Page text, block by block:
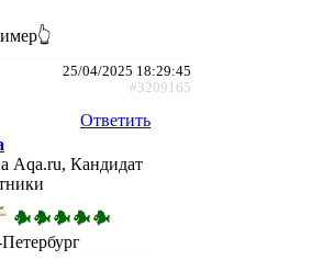
25/04/2025 18:29:45
#3209165
Ответить
Aqa.ru, Кандидат